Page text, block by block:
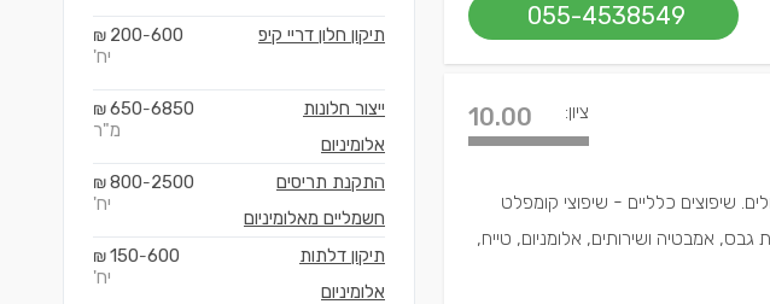
055-4538549
ציון: 10.00
שיפוצים כלליים - שיפוצי קומפלט
גבס, אמבטיה ושירותים, אלומניום, טייח,
תיקון חלון דריי קיפ 200-600
₪
יח'
ייצור חלונות
אלומיניום
650-6850
₪
מ"ר
התקנת תריסים
חשמליים מאלומיניום
800-2500
₪
יח'
תיקון דלתות
אלומיניום
150-600
₪
יח'